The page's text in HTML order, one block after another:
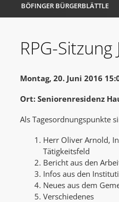
BÖFINGER BÜRGERBLÄTTLE
RPG-Sitzung
Montag, 20. Juni 2016
Ort: Seniorenresidenz
Als Tagesordnungspunkte
Herr Oliver Arnold,
Tätigkeitsfeld
Bericht aus den
Infos aus den
Neues aus dem
Verschiedenes